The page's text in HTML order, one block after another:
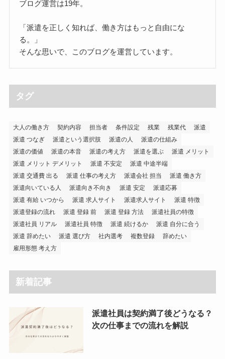
ブログ運営は19年。
「派遣を正しく知れば、働き方はもっと自由にな
る。」
そんな思いで、このブログを運営しています。
タグ
大人の働き方 契約内容 担当者 条件設定 残業 残業代
派遣
派遣 つなぎ
派遣という選択肢 派遣の人
派遣の仕組み
派遣の価値
派遣の本音 派遣の考え方 派遣を選ぶ
派遣 メリット
派遣 メリット デメリット
派遣 不安定
派遣 中途半端
派遣 交通費 出る
派遣 仕事の考え方 派遣会社 担当
派遣 働き方
派遣向いている人
派遣向き不向き 派遣 安定
派遣応募
派遣 有給 いつから
派遣 求人サイト 派遣求人サイト
派遣 特徴
派遣登録の流れ
派遣 登録 前 派遣 登録 方法
派遣社員の特徴
派遣社員 リアル
派遣社員 特徴 派遣 続けるか
派遣 自分に合う
派遣 辞めたい
派遣 選び方 社内選考 複数登録
辞めたい
雇用形態 考え方
新着記事
派遣社員は契約満了後どうなる？
次の仕事までの流れを解説